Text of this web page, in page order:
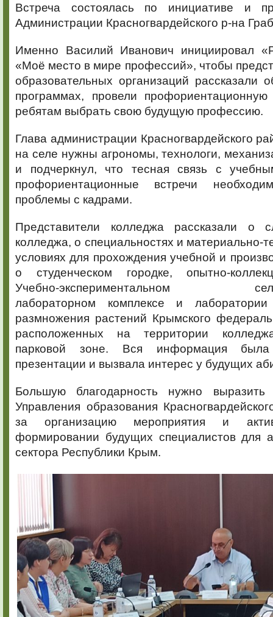
Встреча состоялась по инициативе и
Администрации Красногвардейского р-на
Именно Василий Иванович инициировал
«Моё место в мире профессий», чтобы
образовательных организаций рассказали
программах, провели
ребятам выбрать свою будущую профессию.
Глава администрации Красногвардейского
на селе нужны агрономы, технологи,
и подчеркнул, что тесная связь с
профориентационные встречи
проблемы с кадрами.
Представители колледжа рассказали о
колледжа, о специальностях и материально-
условиях для прохождения учебной и
о студенческом городке, опытно-
Учебно-экспериментальном
лабораторном комплексе и лаборатории
размножения растений Крымского
расположенных на территории
парковой зоне. Вся информация
презентации и вызвала интерес у будущих
Большую благодарность нужно выразить
Управления образования
за организацию мероприятия и
формировании будущих специалистов для
сектора Республики Крым.